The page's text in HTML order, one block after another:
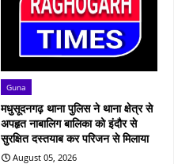
Guna
मधुसूदनगढ़ थाना पुलिस ने थाना क्षेत्र से
अपहृत नाबालिग बालिका को इंदौर से
सुरक्षित दस्तयाब कर परिजन से मिलाया
August 05, 2026